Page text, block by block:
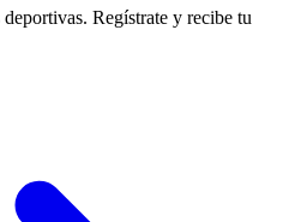
Regístrate y recibe tu